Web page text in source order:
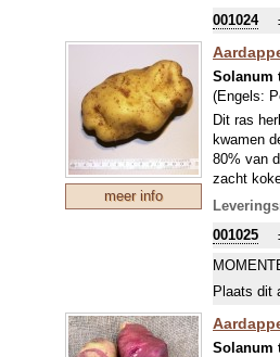
beleven.
normale
uitplanten
001024
meer info
Solanum
(Engels:
Dit ras
kwamen
80% van
zacht
met
Onze
maakt er
beleven.
normale
uitplanten
001025
Plaats dit
Solanum